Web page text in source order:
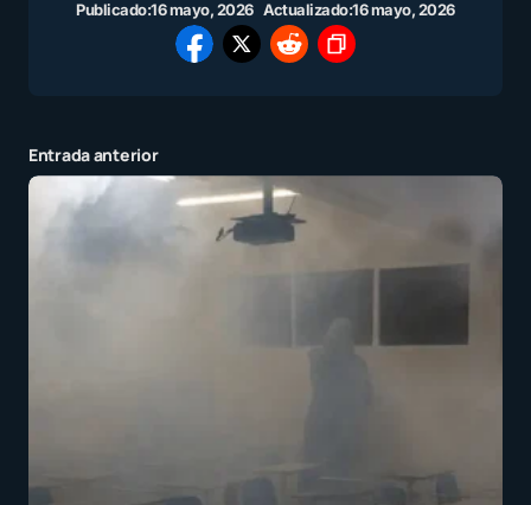
Publicado:16 mayo, 2026 Actualizado:16 mayo, 2026
Entrada anterior